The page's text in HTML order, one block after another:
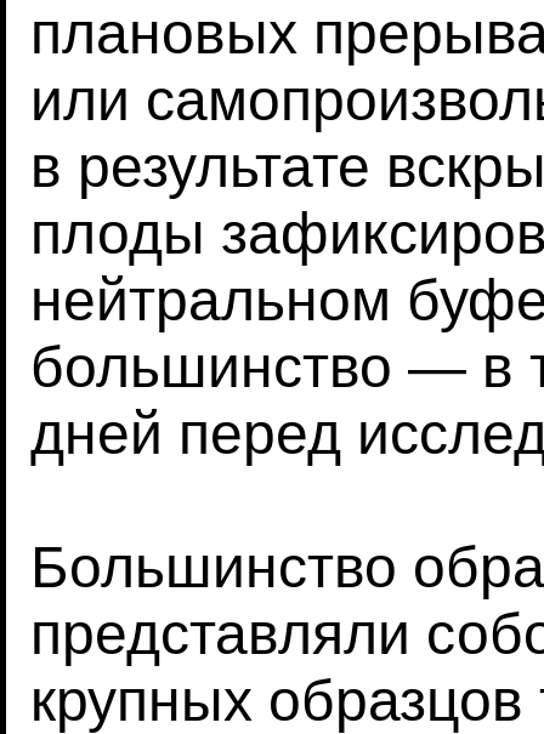
плановых
или
в результате
плоды
нейтральном
большинство — в
дней перед
Большинство
представляли
крупных образцов